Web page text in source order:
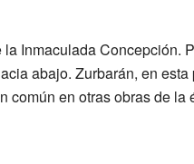
Inmaculada Concepción.
abajo. Zurbarán, en
común en otras obras de la